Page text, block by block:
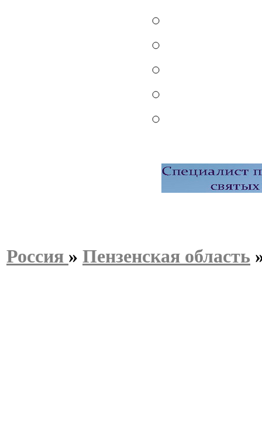
Россия » Пензенская область